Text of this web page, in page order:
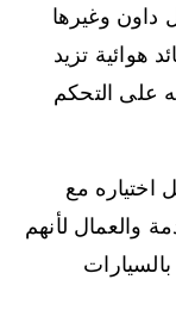
وغيرها
هوائية تزيد
على التحكم
اختياره مع
والعمال لأنهم